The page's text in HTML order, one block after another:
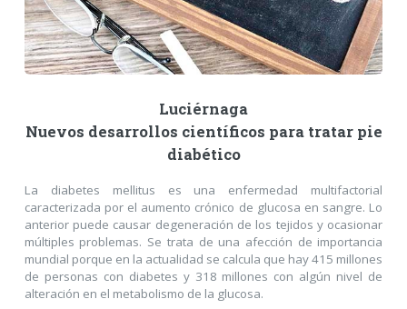
Luciérnaga
Nuevos desarrollos científicos para tratar pie
diabético
La diabetes mellitus es una enfermedad multifactorial
caracterizada por el aumento crónico de glucosa en sangre. Lo
anterior puede causar degeneración de los tejidos y ocasionar
múltiples problemas. Se trata de una afección de importancia
mundial porque en la actualidad se calcula que hay 415 millones
de personas con diabetes y 318 millones con algún nivel de
alteración en el metabolismo de la glucosa.